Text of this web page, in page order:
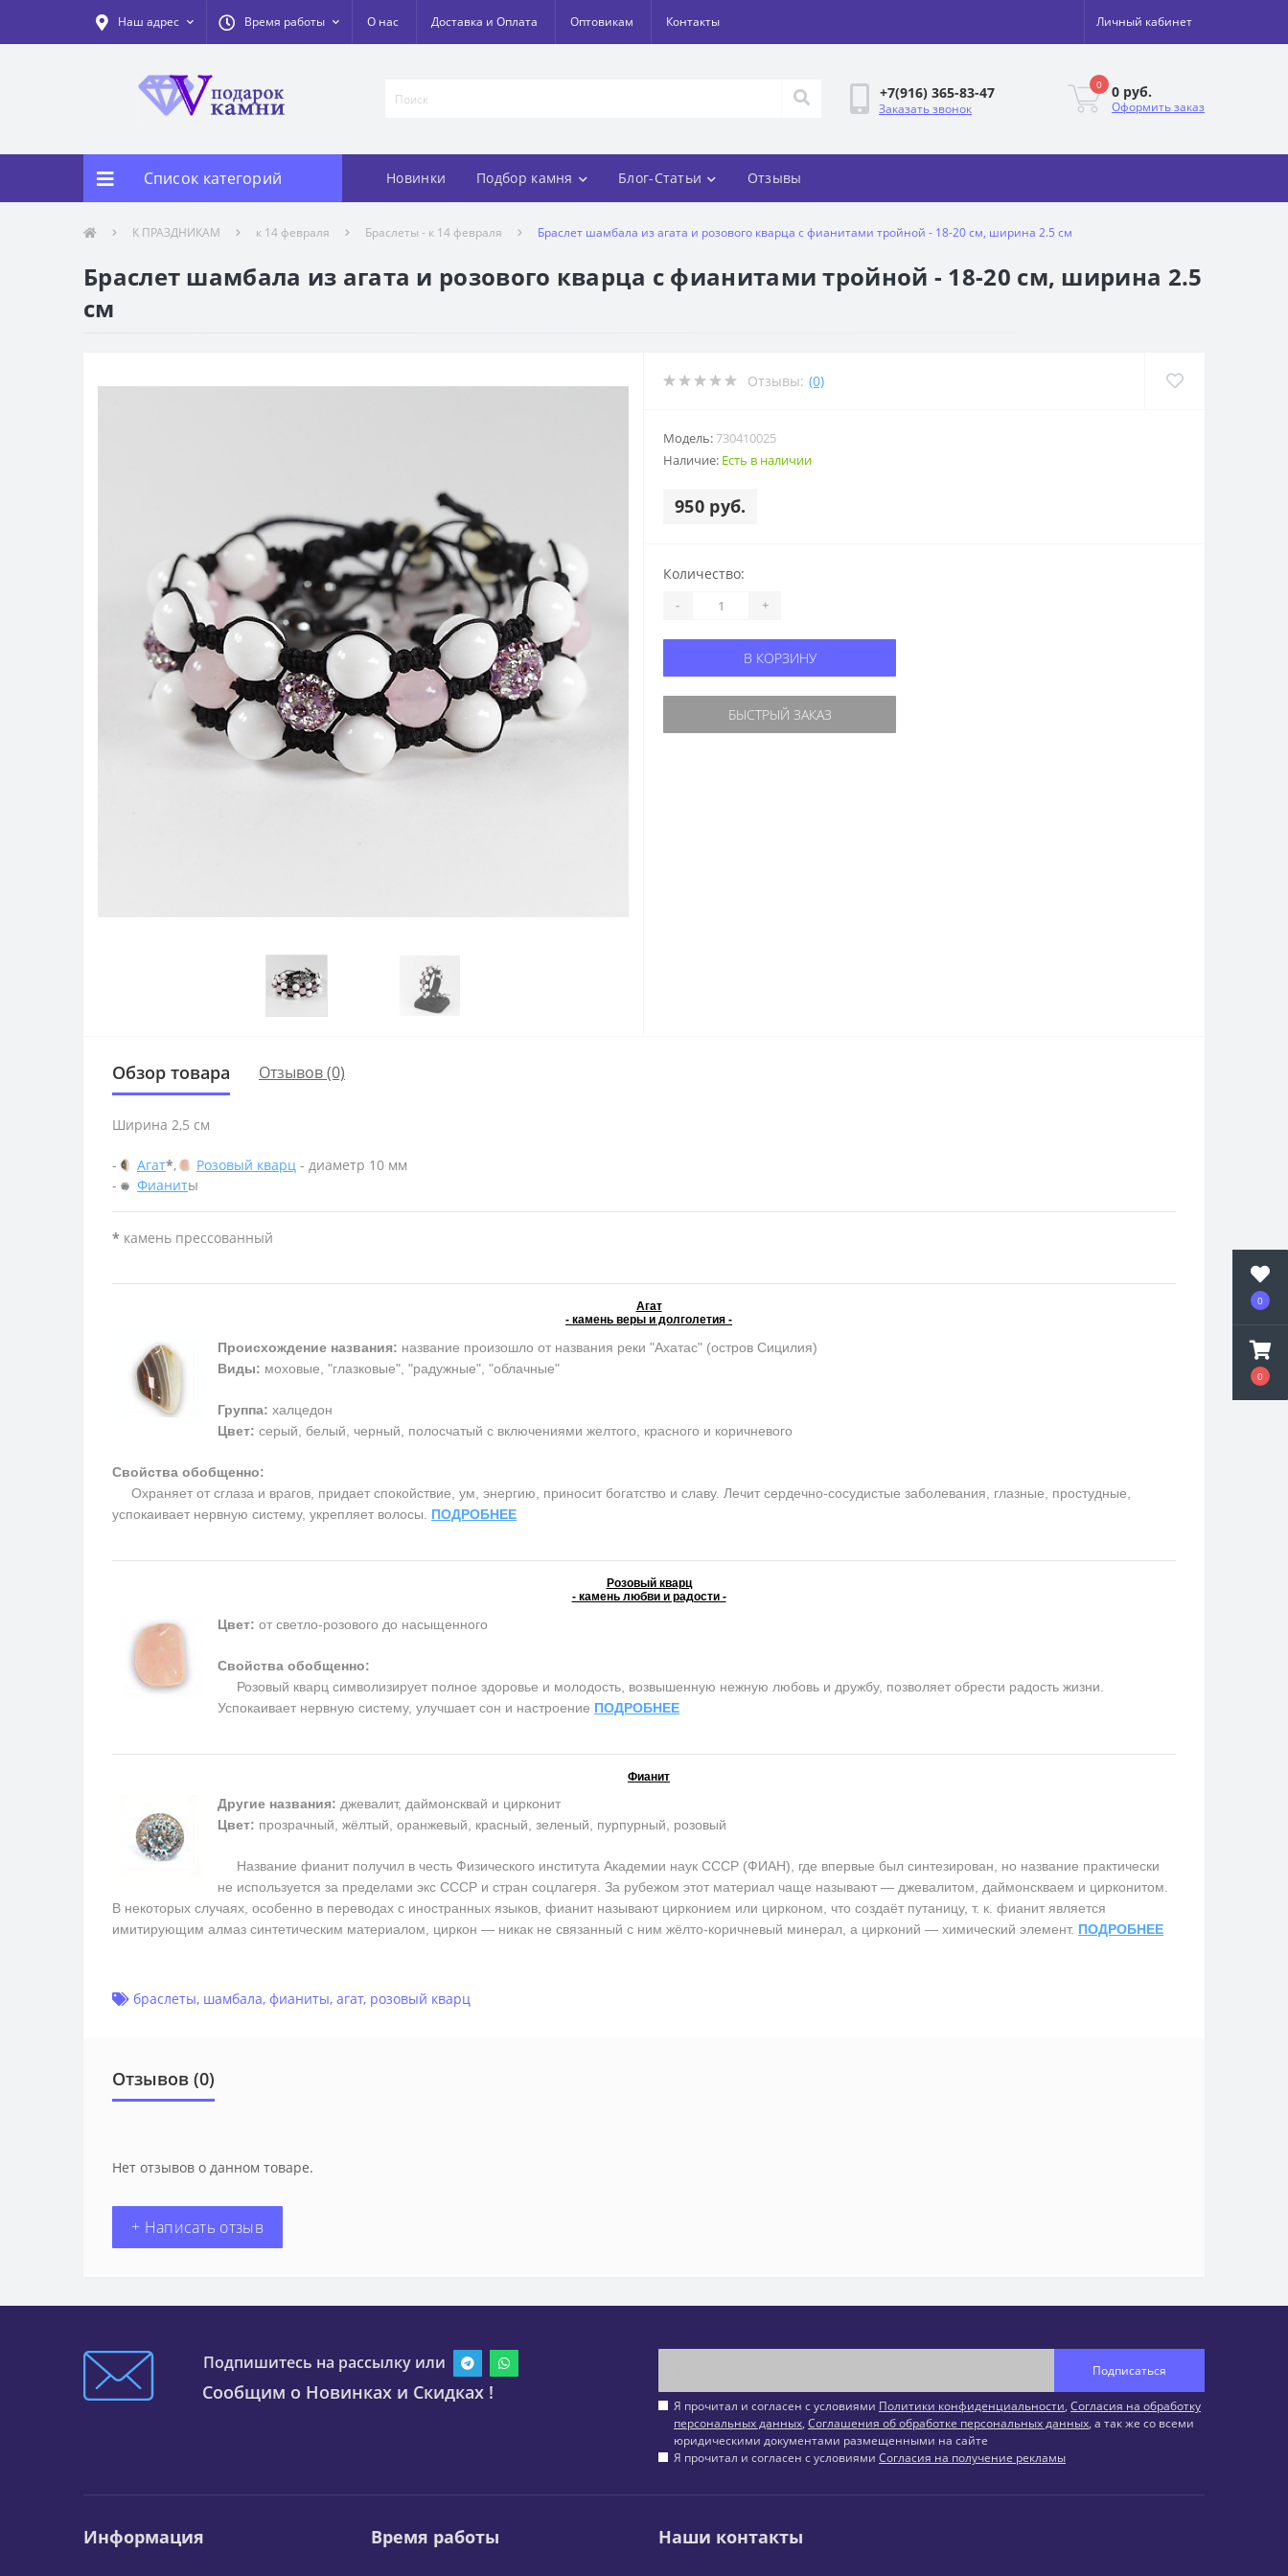
0
0
Наш адрес Время работы О нас Доставка и Оплата Оптовикам Контакты Личный кабинет
+7(916) 365-83-47
Заказать звонок
0 0 руб.
Оформить заказ
Список категорий Новинки Подбор камня Блог-Статьи Отзывы
К ПРАЗДНИКАМ к 14 февраля Браслеты - к 14 февраля Браслет шамбала из агата и розового кварца с фианитами тройной - 18-20 см, ширина 2.5 см
Браслет шамбала из агата и розового кварца с фианитами тройной - 18-20 см, ширина 2.5
см
Отзывы: (0)
Модель:730410025
Наличие: Есть в наличии
950 руб.
Количество:
- +
В КОРЗИНУ
БЫСТРЫЙ ЗАКАЗ
Обзор товара Отзывов (0)
Ширина 2,5 см
- Агат*, Розовый кварц - диаметр 10 мм
-
Фианиты
* камень прессованный
Агат
- камень веры и долголетия -
Происхождение названия: название произошло от названия реки "Ахатас" (остров Сицилия)
Виды: моховые, "глазковые", "радужные", "облачные"
Группа: халцедон
Цвет: серый, белый, черный, полосчатый с включениями желтого, красного и коричневого
Свойства обобщенно:
Охраняет от сглаза и врагов, придает спокойствие, ум, энергию, приносит богатство и славу. Лечит сердечно-сосудистые заболевания, глазные, простудные,
успокаивает нервную систему, укрепляет волосы. ПОДРОБНЕЕ
Розовый кварц
- камень любви и радости -
Цвет: от светло-розового до насыщенного
Свойства обобщенно:
Розовый кварц символизирует полное здоровье и молодость, возвышенную нежную любовь и дружбу, позволяет обрести радость жизни.
Успокаивает нервную систему, улучшает сон и настроение ПОДРОБНЕЕ
Фианит
Другие названия: джевалит, даймонсквай и цирконит
Цвет: прозрачный, жёлтый, оранжевый, красный, зеленый, пурпурный, розовый
Название фианит получил в честь Физического института Академии наук СССР (ФИАН), где впервые был синтезирован, но название практически
не используется за пределами экс СССР и стран соцлагеря. За рубежом этот материал чаще называют — джевалитом, даймонскваем и цирконитом.
В некоторых случаях, особенно в переводах с иностранных языков, фианит называют цирконием или цирконом, что создаёт путаницу, т. к. фианит является
имитирующим алмаз синтетическим материалом, циркон — никак не связанный с ним жёлто-коричневый минерал, а цирконий — химический элемент. ПОДРОБНЕЕ
браслеты, шамбала, фианиты, агат, розовый кварц
Отзывов (0)
Нет отзывов о данном товаре.
+ Написать отзыв
Подпишитесь на рассылку или
Сообщим о Новинках и Скидках !
Подписаться
Я прочитал и согласен с условиями Политики конфиденциальности, Согласия на обработку
персональных данных, Соглашения об обработке персональных данных, а так же со всеми
юридическими документами размещенными на сайте
Я прочитал и согласен с условиями Согласия на получение рекламы
Информация Время работы Наши контакты